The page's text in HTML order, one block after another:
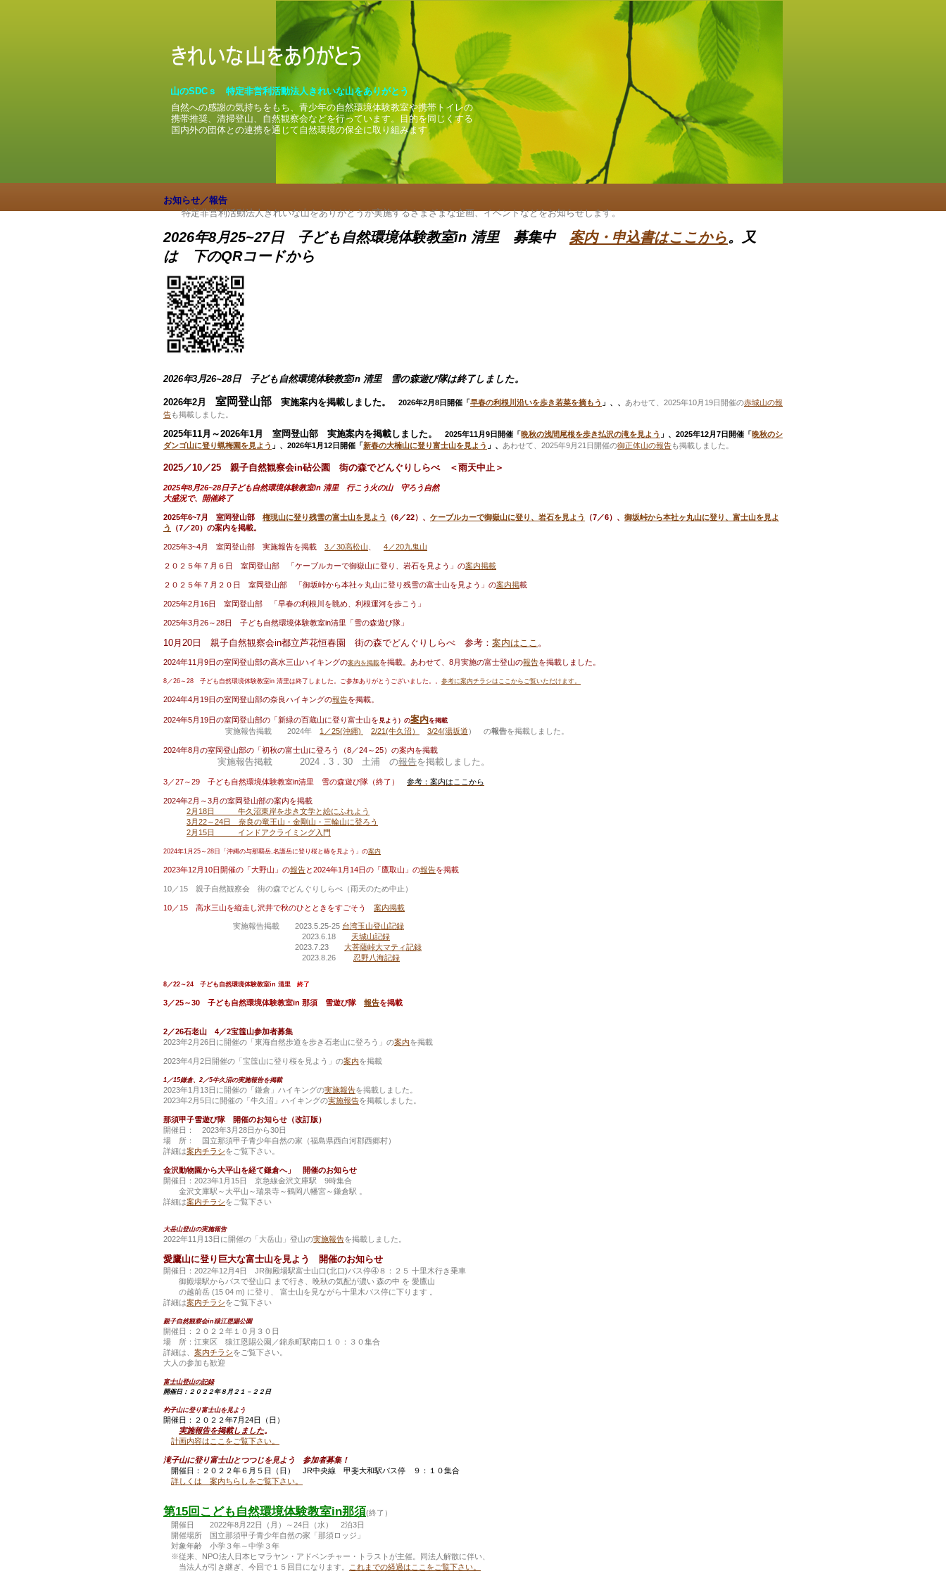
山のSDCｓ 特定非営利活動法人きれいな山をありがとう
自然への感謝の気持ちをもち、青少年の自然環境体験教室や携帯トイレの
携帯推奨、清掃登山、自然観察会などを行っています。目的を同じくする
国内外の団体との連携を通じて自然環境の保全に取り組みます。
お知らせ／報告
特定非営利活動法人きれいな山をありがとうが実施するさまざまな企画、イベントなどをお知らせします。
2026年8月25~27日 子ども自然環境体験教室in 清里 募集中 案内・申込書はここから。又
は 下のQRコードから
2026年3月26~28日 子ども自然環境体験教室in 清里 雪の森遊び隊は終了しました。
2026年2月 室岡登山部 実施案内を掲載しました。 2026年2月8日開催「早春の利根川沿いを歩き若菜を摘もう 」 、 、 あわせて、2025年10月19日開催の赤城山の報
告も掲載しました。
2025年11月～2026年1月 室岡登山部 実施案内を掲載しました。 2025年11月9日開催「晩秋の浅間尾根を歩き払沢の滝を見よう 」、 2025年12月7日開催「晩秋のシ
ダンゴ山に登り蝋梅園を見よう 」 、 2026年1月12日開催「新春の大楠山に登り富士山を見よう 」 、 あわせて、2025年9月21日開催の御正体山の報告も掲載しました。
2025／10／25 親子自然観察会in砧公園 街の森でどんぐりしらべ ＜雨天中止＞
2025年8月26~28日子ども自然環境体験教室in 清里 行こう火の山 守ろう自然
大盛況で、開催終了
2025年6~7月 室岡登山部 権現山に登り残雪の富士山を見よう （6／22）、 ケーブルカーで御嶽山に登り、岩石を見よう （7／6）、 御坂峠から本社ヶ丸山に登り、富士山を見よ
う
（7／20）の案内を掲載。
2025年3~4月 室岡登山部 実施報告を掲載 3／30高松山 4／20九鬼山
２０２５年７月６日 室岡登山部 「ケーブルカーで御嶽山に登り、岩石を見よう」の案内掲載
２０２５年７月２０日 室岡登山部 「御坂峠から本社ヶ丸山に登り残雪の富士山を見よう」の案内掲載
2025年2月16日 室岡登山部 「早春の利根川を眺め、利根運河を歩こう 」
2025年3月26～28日 子ども自然環境体験教室in清里「雪の森遊び隊」
10月20日 親子自然観察会in都立芦花恒春園 街の森でどんぐりしらべ 参考： 案内はここ 。
2024年11月9日の室岡登山部の高水三山ハイキングの案内を掲載を掲載。あわせて、8月実施の富士登山の報告を掲載しました。
8／26～28 子ども自然環境体験教室in 清里は終了しました。ご参加ありがとうございました。。 参考に案内チラシはここからご覧いただけます。
2024年4月19日の室岡登山部の奈良ハイキングの報告を掲載。
2024年5月19日の室岡登山部の「新緑の百蔵山に登り富士山を 見よう）の案内を掲載
実施報告掲載 2024年 1／25(沖縄) 2/21(牛久沼） 3/24(湯坂道 ） の報告を掲載しました。
2024年8月の室岡登山部の「初秋の富士山に登ろう（8／24～25）の案内を掲載
実施報告掲載 2024．3．30 土浦 の報告を掲載しました。
3／27～29 子ども自然環境体験教室in清里 雪の森遊び隊（終了） 参考：案内はここから
2024年2月～3月の室岡登山部の案内を掲載
2月18日 牛久沼東岸を歩き文学と絵にふれよう
3月22～24日 奈良の竜王山・金剛山・三輪山に登ろう
2月15日 インドアクライミング入門
2024年1月25～28日「沖縄の与那覇岳,名護岳に登り桜と椿を見よう」の案内
2023年12月10日開催の「大野山」の報告と2024年1月14日の「鷹取山」の報告を掲載
10／15 親子自然観察会 街の森でどんぐりしらべ（雨天のため中止）
10／15 高水三山を縦走し沢井で秋のひとときをすごそう 案内掲載
実施報告掲載 2023.5.25-25 台湾玉山登山記録
2023.6.18 天城山記録
2023.7.23 大菩薩峠大マティ記録
2023.8.26 忍野八海記録
8／22～24 子ども自然環境体験教室in 清里 終了
3／25～30 子ども自然環境体験教室in 那須 雪遊び隊 報告を掲載
2／26石老山 4／2宝筺山参加者募集
2023年2月26日に開催の「東海自然歩道を歩き石老山に登ろう」の案内を掲載
2023年4月2日開催の「宝筺山に登り桜を見よう」の案内を掲載
1／15鎌倉、2／5牛久沼の実施報告を掲載
2023年1月13日に開催の「鎌倉」ハイキングの実施報告を掲載しました。
2023年2月5日に開催の「牛久沼」ハイキングの実施報告を掲載しました。
那須甲子雪遊び隊 開催のお知らせ（改訂版）
開催日： 2023年3月28日から30日
場 所： 国立那須甲子青少年自然の家（福島県西白河郡西郷村）
詳細は案内チラシをご覧下さい。
金沢動物園から大平山を経て鎌倉へ」 開催のお知らせ
開催日：2023年1月15日 京急線金沢文庫駅 9時集合
金沢文庫駅～大平山～瑞泉寺～鶴岡八幡宮～鎌倉駅 。
詳細は案内チラシをご覧下さい
大岳山登山の実施報告
2022年11月13日に開催の「大岳山」登山の実施報告を掲載しました。
愛鷹山に登り巨大な富士山を見よう 開催のお知らせ
開催日：2022年12月4日 JR御殿場駅富士山口(北口)バス停④８：２５ 十里木行き乗車
御殿場駅からバスで登山口 まで行き、晩秋の気配が濃い 森の中 を 愛鷹山
の越前岳 (15 04 m) に登り、 富士山を見ながら十里木バス停に下ります 。
詳細は案内チラシをご覧下さい
親子自然観察会in猿江恩賜公園
開催日：２０２２年１０月３０日
場 所：江東区 猿江恩賜公園／錦糸町駅南口１０：３０集合
詳細は、 案内チラシをご覧下さい。
大人の参加も歓迎
富士山登山の記録
開催日：２０２２年８月２１－２２日
杓子山に登り富士山を見よう
開催日：２０２２年7月24日（日）
実施報告を掲載しました。
計画内容はここをご覧下さい。
滝子山に登り富士山とつつじを見よう 参加者募集！
開催日：２０２２年６月５日（日） JR中央線 甲斐大和駅バス停 ９：１０集合
詳しくは 案内ちらしをご覧下さい。
第15回こども自然環境体験教室in那須(終了）
開催日 2022年8月22日（月）～24日（水） 2泊3日
開催場所
国立那須甲子青少年自然の家「那須ロッジ」
対象年齢 小学３年～中学３年
※従来、NPO法人日本ヒマラヤン・アドベンチャー・トラストが主催。同法人解散に伴い、
当法人が引き継ぎ、今回で１５回目になります。
これまでの経過はここをご覧下さい。